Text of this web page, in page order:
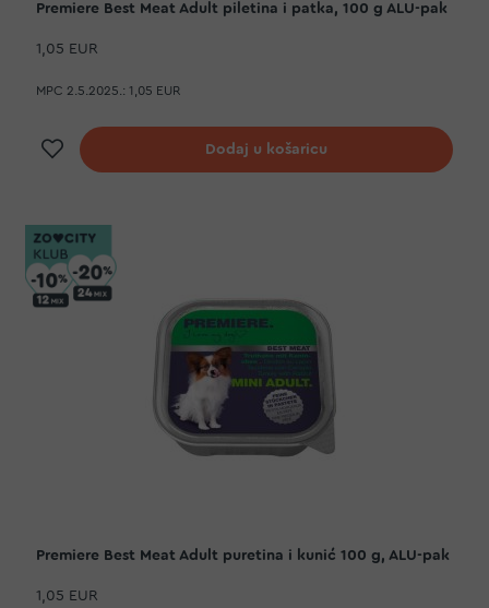
Premiere Best Meat Adult piletina i patka, 100 g ALU-pak
1,05 EUR
MPC 2.5.2025.: 1,05 EUR
Dodaj na listu želja
Dodaj u košaricu
Premiere Best Meat Adult puretina i kunić 100 g, ALU-pak
1,05 EUR